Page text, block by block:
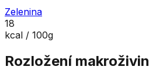
Zelenina
18
kcal / 100g
Rozložení makroživin